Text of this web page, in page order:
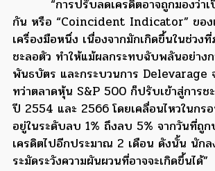
“การปรับลดเครดิตอาจถูกมองว่า
กัน หรือ “Coincident Indicator” ของ
เครื่องมือหนึ่ง เนื่องจากมักเกิดขึ้นในช่วงที่
ชะลอตัว ทำให้แม้ผลกระทบฉับพลันอย่าง
พันธบัตร และกระบวนการ Delevarage
ทว่าตลาดหุ้น S&P 500 ก็ปรับเข้าสู่การช
ปี 2554 และ 2566 โดยเคลื่อนไหวในกร
อยู่ในระดับลบ 1% ถึงลบ 5% จากวันที่ถู
เครดิตไปอีกประมาณ 2 เดือน ดังนั้น นักล
ระมัดระวังความผันผวนที่อาจจะเกิดขึ้นได้”